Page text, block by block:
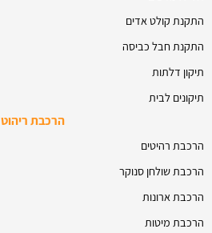
התקנת קולט אדים
התקנת חבל כביסה
תיקון דלתות
תיקונים לבית
הרכבת ריהוט
הרכבת רהיטים
הרכבת שולחן סנוקר
הרכבת ארונות
הרכבת מיטות